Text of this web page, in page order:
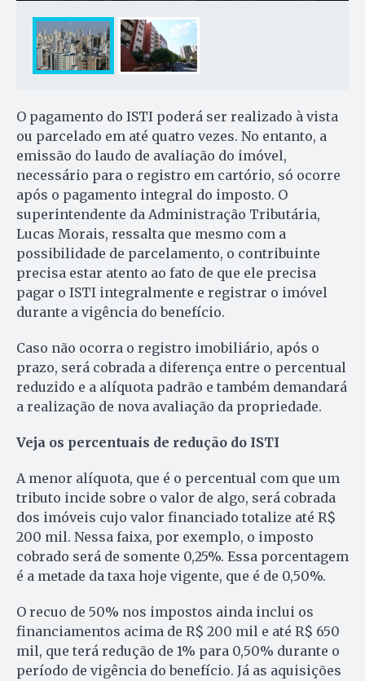
O pagamento do ISTI poderá ser realizado à vista
ou parcelado em até quatro vezes. No entanto, a
emissão do laudo de avaliação do imóvel,
necessário para o registro em cartório, só ocorre
após o pagamento integral do imposto. O
superintendente da Administração Tributária,
Lucas Morais, ressalta que mesmo com a
possibilidade de parcelamento, o contribuinte
precisa estar atento ao fato de que ele precisa
pagar o ISTI integralmente e registrar o imóvel
durante a vigência do benefício.
Caso não ocorra o registro imobiliário, após o
prazo, será cobrada a diferença entre o percentual
reduzido e a alíquota padrão e também demandará
a realização de nova avaliação da propriedade.
Veja os percentuais de redução do ISTI
A menor alíquota, que é o percentual com que um
tributo incide sobre o valor de algo, será cobrada
dos imóveis cujo valor financiado totalize até R$
200 mil. Nessa faixa, por exemplo, o imposto
cobrado será de somente 0,25%. Essa porcentagem
é a metade da taxa hoje vigente, que é de 0,50%.
O recuo de 50% nos impostos ainda inclui os
financiamentos acima de R$ 200 mil e até R$ 650
mil, que terá redução de 1% para 0,50% durante o
período de vigência do benefício. Já as aquisições